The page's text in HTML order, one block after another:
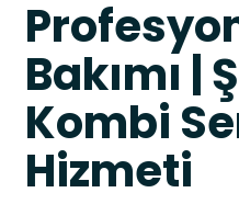
Bakımı |
Kombi
Hizmeti